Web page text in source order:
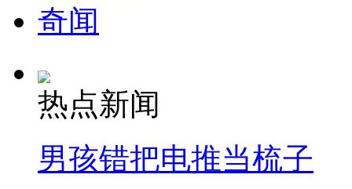
纽约上演“枕头大战”
奇闻
热点新闻
男孩错把电推当梳子